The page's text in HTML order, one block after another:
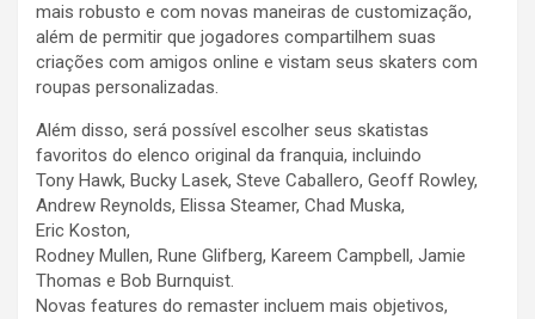
mais robusto e com novas maneiras de customização,
além de permitir que jogadores compartilhem suas
criações com amigos online e vistam seus skaters com
roupas personalizadas.
Além disso, será possível escolher seus skatistas
favoritos do elenco original da franquia, incluindo
Tony Hawk, Bucky Lasek, Steve Caballero, Geoff Rowley,
Andrew Reynolds, Elissa Steamer, Chad Muska,
Eric Koston,
Rodney Mullen, Rune Glifberg, Kareem Campbell, Jamie
Thomas e Bob Burnquist.
Novas features do remaster incluem mais objetivos,